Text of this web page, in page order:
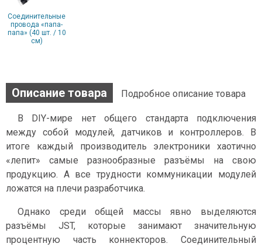
Соединительные
провода «папа-
папа» (40 шт. / 10
см)
Описание товара Подробное описание товара
В DIY-мире нет общего стандарта подключения
между собой модулей, датчиков и контроллеров. В
итоге каждый производитель электроники хаотично
«лепит» самые разнообразные разъёмы на свою
продукцию. А все трудности коммуникации модулей
ложатся на плечи разработчика.
Однако среди общей массы явно выделяются
разъёмы JST, которые занимают значительную
процентную часть коннекторов. Соединительный